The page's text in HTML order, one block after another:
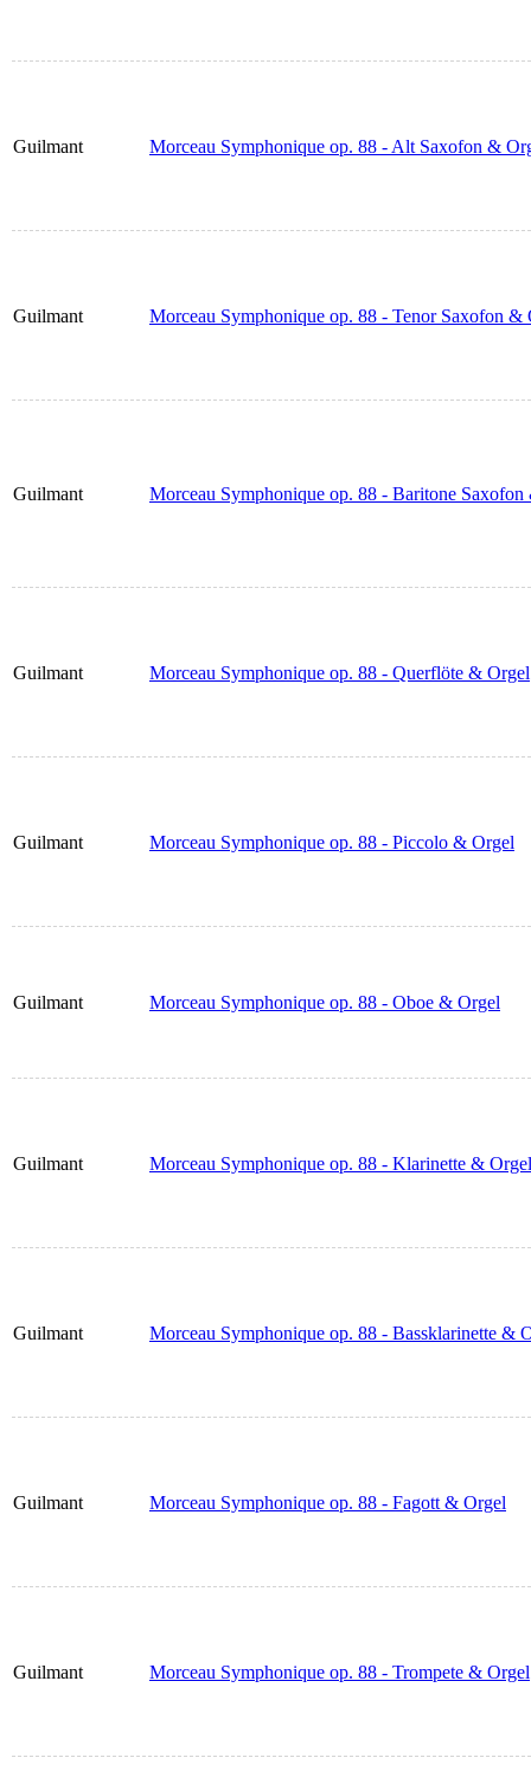
Guilmant Morceau Symphonique op. 88 - Alt Saxofon &
Guilmant Morceau Symphonique op. 88 - Tenor Saxofon &
Guilmant Morceau Symphonique op. 88 - Baritone
Guilmant Morceau Symphonique op. 88 - Querflöte & Orgel
Guilmant Morceau Symphonique op. 88 - Piccolo & Orgel
Guilmant Morceau Symphonique op. 88 - Oboe & Orgel
Guilmant Morceau Symphonique op. 88 - Klarinette & Orgel
Guilmant Morceau Symphonique op. 88 - Bassklarinette &
Guilmant Morceau Symphonique op. 88 - Fagott & Orgel
Guilmant Morceau Symphonique op. 88 - Trompete & Orgel